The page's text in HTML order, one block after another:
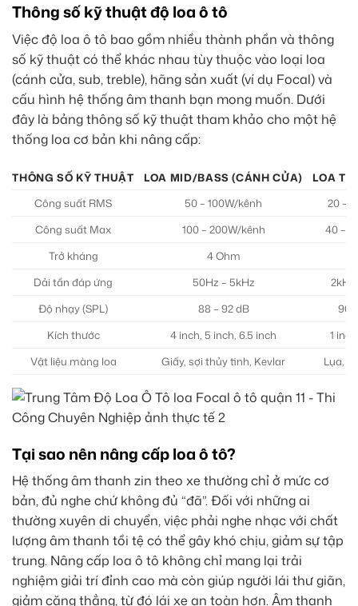
Thông số kỹ thuật độ loa ô tô
Việc độ loa ô tô bao gồm nhiều thành phần và thông
số kỹ thuật có thể khác nhau tùy thuộc vào loại loa
(cánh cửa, sub, treble), hãng sản xuất (ví dụ Focal) và
cấu hình hệ thống âm thanh bạn mong muốn. Dưới
đây là bảng thông số kỹ thuật tham khảo cho một hệ
thống loa cơ bản khi nâng cấp:
THÔNG SỐ KỸ THUẬT LOA MID/BASS (CÁNH CỬA)
LOA
Công suất RMS
50 – 100W/kênh
20 –
Công suất Max
100 – 200W/kênh
40 –
Trở kháng
4 Ohm
Dải tần đáp ứng
50Hz – 5kHz
2kHz
Độ nhạy (SPL)
88 – 92 dB
90
Kích thước
4 inch, 5 inch, 6.5 inch
1
Vật liệu màng loa
Giấy, sợi thủy tinh, Kevlar Lụa,
Tại sao nên nâng cấp loa ô tô?
Hệ thống âm thanh zin theo xe thường chỉ ở mức cơ
bản, đủ nghe chứ không đủ “đã”. Đối với những ai
thường xuyên di chuyển, việc phải nghe nhạc với chất
lượng âm thanh tồi tệ có thể gây khó chịu, giảm sự tập
trung. Nâng cấp loa ô tô không chỉ mang lại trải
nghiệm giải trí đỉnh cao mà còn giúp người lái thư giãn,
giảm căng thẳng, từ đó lái xe an toàn hơn. Âm thanh